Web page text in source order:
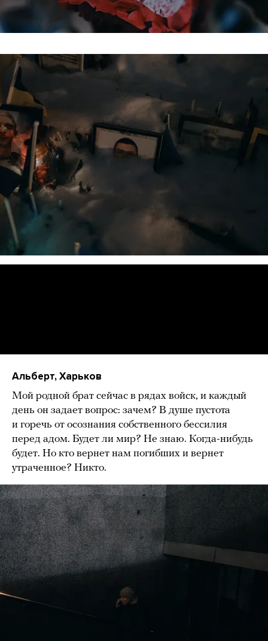
Альберт, Харьков
Мой родной брат сейчас в рядах войск, и каждый
день он задает вопрос: зачем? В душе пустота
и горечь от осознания собственного бессилия
перед адом. Будет ли мир? Не знаю. Когда-нибудь
будет. Но кто вернет нам погибших и вернет
утраченное? Никто.